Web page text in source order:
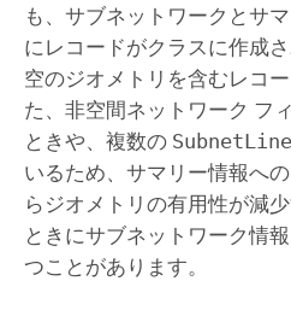
も、サブネットワークとサ
にレコードがクラスに作成
空のジオメトリを含むレコ
た、非空間ネットワーク フ
ときや、複数の SubnetLine
いるため、サマリー情報へ
らジオメトリの有用性が減
ときにサブネットワーク情
つことがあります。